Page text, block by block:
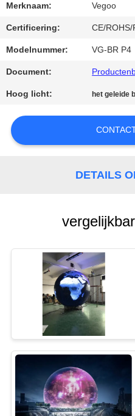
ONS
OP
NIEUWS
VRAAG
EEN
OFFERTE
PRIVACY
POLICY
Merknaam: Vegoo
Certificering: CE/ROHS/
Modelnummer: VG-BR P4
Document:
Hoog licht: het geleide
DETAILS